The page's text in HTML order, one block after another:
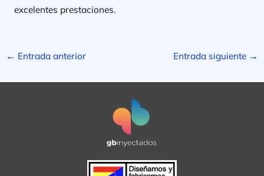
excelentes prestaciones.
← Entrada anterior Entrada siguiente →